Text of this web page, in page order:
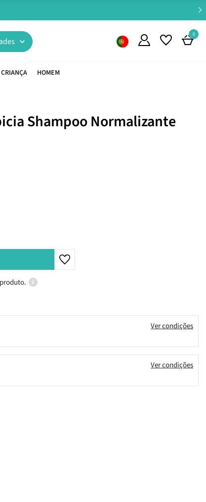
0
HOMEM
Shampoo Normalizante
Ver condições
Ver condições